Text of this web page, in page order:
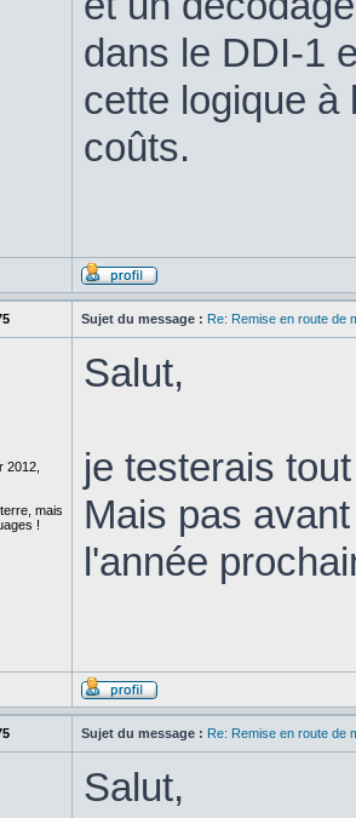
dans le DDI-1
cette logique à
coûts.
Sujet du message : Re: Remise en route de
2012,
mais
!
Salut,
je testerais
Mais pas
l'année
Sujet du message : Re: Remise en route de
Salut,